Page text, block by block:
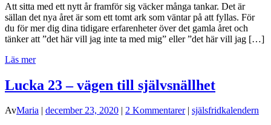
Att sitta med ett nytt år framför sig väcker många tankar. Det är
sällan det nya året är som ett tomt ark som väntar på att fyllas. För
du för mer dig dina tidigare erfarenheter över det gamla året och
tänker att ”det här vill jag inte ta med mig” eller ”det här vill jag […]
Läs mer
Lucka 23 – vägen till självsnällhet
AvMaria | december 23, 2020 | 2 Kommentarer| själsfridkalendern